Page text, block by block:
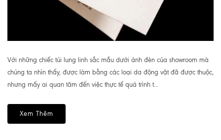
Với những chiếc túi lung linh sắc mầu dưới ánh đèn của showroom mà
chúng ta nhìn thấy, được làm bằng các loại da động vật đã được thuộc,
nhưng mấy ai quan tâm đến việc thực tế quá trình t...
Xem Thêm